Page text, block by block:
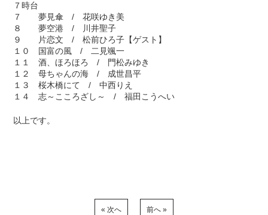
７時台
７ 夢見傘 / 花咲ゆき美
８ 夢空港 / 川井聖子
９ 片恋文 / 松前ひろ子【ゲスト】
１０ 国富の風 / 二見颯一
１１ 酒、ほろほろ / 門松みゆき
１２ 母ちゃんの海 / 成世昌平
１３ 桜木橋にて / 中西りえ
１４ 志～こころざし～ / 福田こうへい
以上です。
« 次へ 前へ »